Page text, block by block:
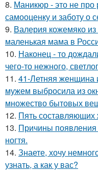
8. Маникюр - это не про
самооценку и заботу о
9. Валерия кожемяко
маленькая мама в
10. Наконец - то
чего-то нежного,
11. 41-Летняя женщина
мужем выбросила из
множество бытовых
12. Пять составляющих
13. Причины появления
ногтя.
14. Знаете, хочу
узнать, а как у вас?